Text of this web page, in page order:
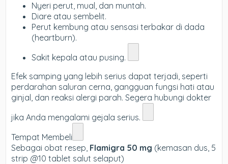
Nyeri perut, mual, dan muntah.
Diare atau sembelit.
Perut kembung atau sensasi terbakar di dada
(heartburn).
Sakit kepala atau pusing.
Efek samping yang lebih serius dapat terjadi, seperti
perdarahan saluran cerna, gangguan fungsi hati atau
ginjal, dan reaksi alergi parah. Segera hubungi dokter
jika Anda mengalami gejala serius.
Tempat Membeli
Sebagai obat resep, Flamigra 50 mg (kemasan dus, 5
strip @10 tablet salut selaput)